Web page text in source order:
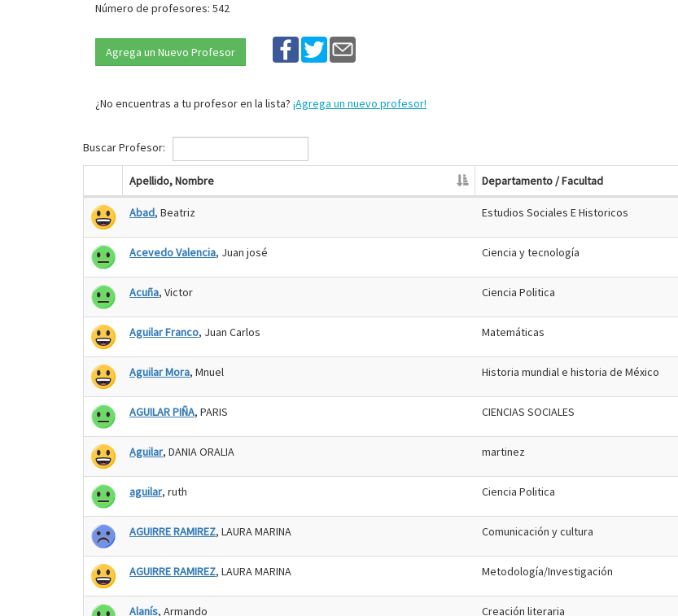
Número de profesores: 542
Agrega un Nuevo Profesor
¿No encuentras a tu profesor en la lista? ¡Agrega un nuevo profesor!
Buscar Profesor:
Apellido, Nombre Departamento / Facultad
Abad, Beatriz Estudios Sociales E Historicos
Acevedo Valencia, Juan josé Ciencia y tecnología
Acuña, Victor Ciencia Politica
Aguilar Franco, Juan Carlos Matemáticas
Aguilar Mora, Mnuel Historia mundial e historia de México
AGUILAR PIÑA, PARIS CIENCIAS SOCIALES
Aguilar, DANIA ORALIA martinez
aguilar, ruth Ciencia Politica
AGUIRRE RAMIREZ, LAURA MARINA Comunicación y cultura
AGUIRRE RAMIREZ, LAURA MARINA Metodología/Investigación
Alanís, Armando Creación literaria